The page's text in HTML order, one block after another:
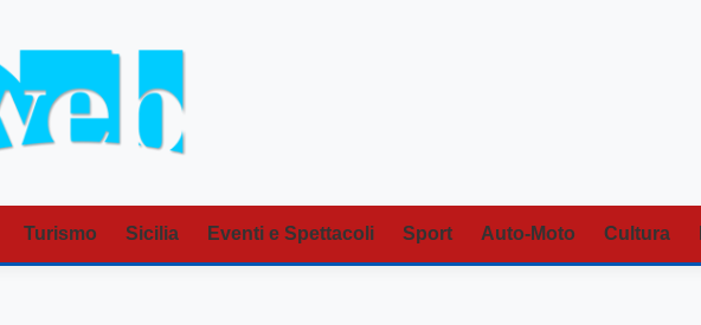
Turismo Sicilia Eventi e Spettacoli Sport Auto-Moto Cultura